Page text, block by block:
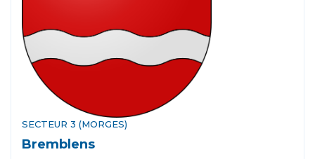
SECTEUR 3 (MORGES)
Bremblens